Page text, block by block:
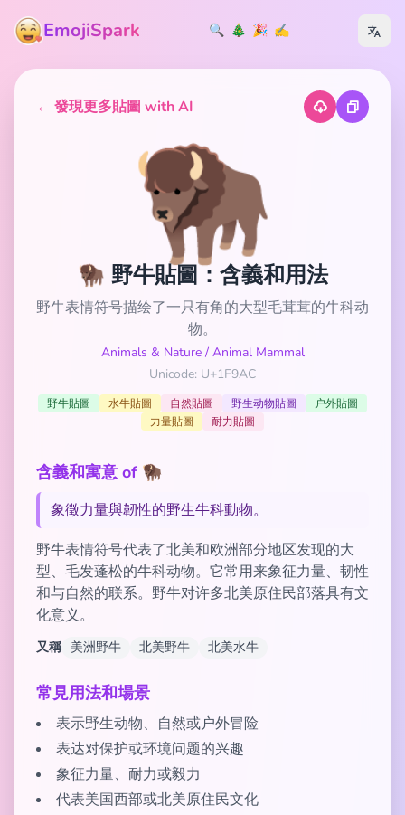
EmojiSpark 🔍 🎄 🎉 ✍️
← 發現更多貼圖 with AI
🦬
🦬 野牛貼圖：含義和用法
野牛表情符号描绘了一只有角的大型毛茸茸的牛科动
物。
Animals & Nature/ Animal Mammal
Unicode: U+1F9AC
野牛貼圖 水牛貼圖 自然貼圖 野生动物貼圖
户外貼圖
力量貼圖
耐力貼圖
含義和寓意 of 🦬
象徵力量與韌性的野生牛科動物。
野牛表情符号代表了北美和欧洲部分地区发现的大
型、毛发蓬松的牛科动物。它常用来象征力量、韧性
和与自然的联系。野牛对许多北美原住民部落具有文
化意义。
又稱 美洲野牛 北美野牛 北美水牛
常見用法和場景
表示野生动物、自然或户外冒险
表达对保护或环境问题的兴趣
象征力量、耐力或毅力
代表美国西部或北美原住民文化